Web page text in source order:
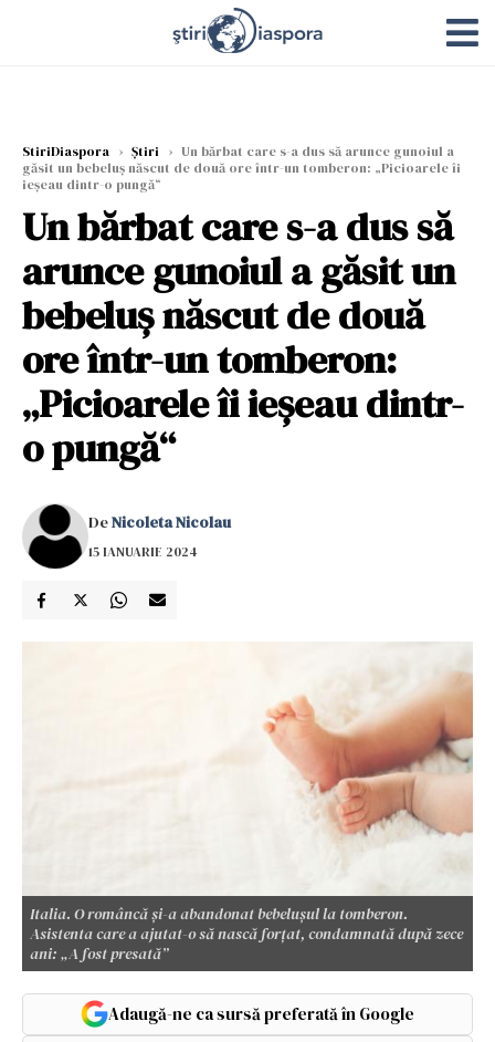
StiriDiaspora › Știri › Un bărbat care s-a dus să arunce gunoiul a
găsit un bebeluș născut de două ore într-un tomberon: „Picioarele îi
ieșeau dintr-o pungă“
Un bărbat care s-a dus să
arunce gunoiul a găsit un
bebeluș născut de două
ore într-un tomberon:
„Picioarele îi ieșeau dintr-
o pungă“
DeNicoleta Nicolau
15 IANUARIE 2024
Italia. O româncă și-a abandonat bebelușul la tomberon.
Asistenta care a ajutat-o să nască forțat, condamnată după zece
ani: „A fost presată”
Adaugă-ne ca sursă preferată în Google